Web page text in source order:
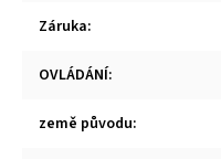
Záruka:
OVLÁDÁNÍ:
země původu: